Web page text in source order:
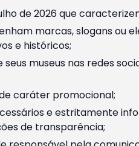
de 2026 que
marcas, slogans ou
e históricos;
museus nas redes
caráter promocional;
e estritamente
de transparência;